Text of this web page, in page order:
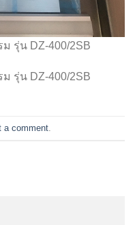
รุ่น DZ-400/2SB
รุ่น DZ-400/2SB
a comment